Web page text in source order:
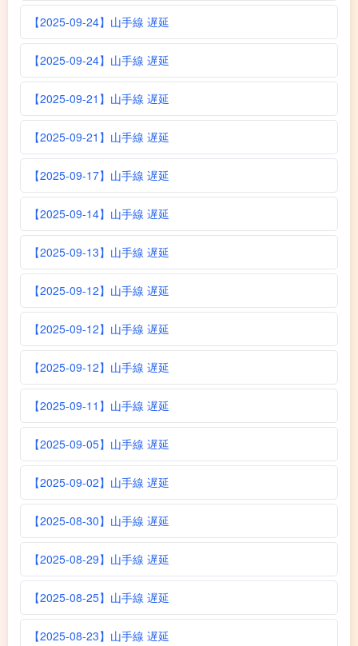
【2025-09-24】山手線 遅延
【2025-09-24】山手線 遅延
【2025-09-21】山手線 遅延
【2025-09-21】山手線 遅延
【2025-09-17】山手線 遅延
【2025-09-14】山手線 遅延
【2025-09-13】山手線 遅延
【2025-09-12】山手線 遅延
【2025-09-12】山手線 遅延
【2025-09-12】山手線 遅延
【2025-09-11】山手線 遅延
【2025-09-05】山手線 遅延
【2025-09-02】山手線 遅延
【2025-08-30】山手線 遅延
【2025-08-29】山手線 遅延
【2025-08-25】山手線 遅延
【2025-08-23】山手線 遅延